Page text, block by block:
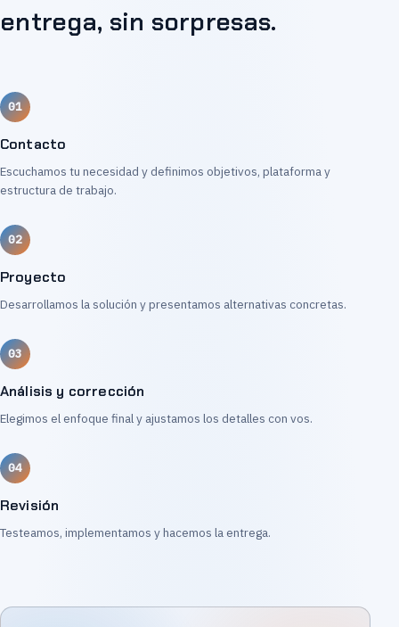
entrega, sin sorpresas.
Contacto
Escuchamos tu necesidad y definimos objetivos, plataforma y
estructura de trabajo.
Proyecto
Desarrollamos la solución y presentamos alternativas concretas.
Análisis y corrección
Elegimos el enfoque final y ajustamos los detalles con vos.
Revisión
Testeamos, implementamos y hacemos la entrega.